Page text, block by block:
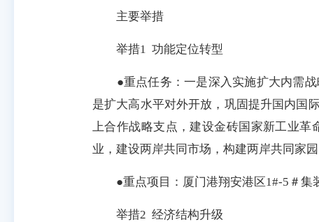
主要举措
举措1 功能定位转型
●重点任务：一是深入实施扩大内需战
是扩大高水平对外开放，巩固提升国内国
上合作战略支点，建设金砖国家新工业
业，建设两岸共同市场，构建两岸共同家
●重点项目：厦门港翔安港区1#-5＃集装
举措2 经济结构升级